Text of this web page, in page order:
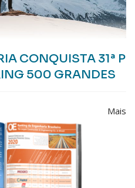
CONQUISTA 31ª P
500 GRANDES
Mais